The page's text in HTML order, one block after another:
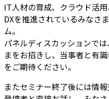
IT人材の育成、クラウド活
DXを推進されているみなさ
ム。
パネルディスカッションで
まをお招きし、当事者と有
をご期待ください。
またセミナー終了後には情報